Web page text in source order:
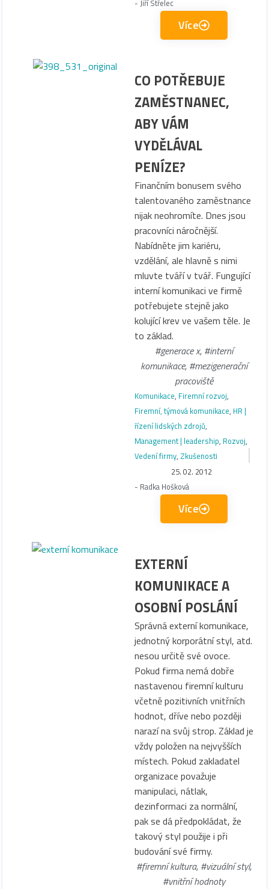
- Jiří Střelec
Více
CO POTŘEBUJE
ZAMĚSTNANEC,
ABY VÁM
VYDĚLÁVAL
PENÍZE?
Finančním bonusem svého
talentovaného zaměstnance
nijak neohromíte. Dnes jsou
pracovníci náročnější.
Nabídněte jim kariéru,
vzdělání, ale hlavně s nimi
mluvte tváří v tvář. Fungující
interní komunikaci ve firmě
potřebujete stejně jako
kolující krev ve vašem těle. Je
to základ.
#generace x, #interní
komunikace, #mezigenerační
pracoviště
Komunikace, Firemní rozvoj,
Firemní, týmová komunikace, HR |
řízení lidských zdrojů,
Management | leadership, Rozvoj,
Vedení firmy, Zkušenosti
25. 02. 2012
- Radka Hošková
Více
EXTERNÍ
KOMUNIKACE A
OSOBNÍ POSLÁNÍ
Správná externí komunikace,
jednotný korporátní styl, atd.
nesou určitě své ovoce.
Pokud firma nemá dobře
nastavenou firemní kulturu
včetně pozitivních vnitřních
hodnot, dříve nebo později
narazí na svůj strop. Základ je
vždy položen na nejvyšších
místech. Pokud zakladatel
organizace považuje
manipulaci, nátlak,
dezinformaci za normální,
pak se dá předpokládat, že
takový styl použije i při
budování své firmy.
#firemní kultura, #vizuální styl,
#vnitřní hodnoty